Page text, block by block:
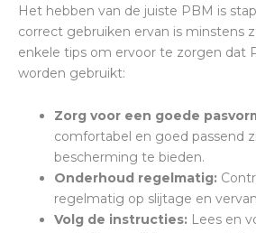
Het hebben van de juiste PBM is
correct gebruiken ervan is minstens
enkele tips om ervoor te zorgen dat
worden gebruikt:
Zorg voor een goede
comfortabel en goed passend
bescherming te bieden.
Onderhoud regelmatig:
regelmatig op slijtage en
Volg de instructies: Lees en